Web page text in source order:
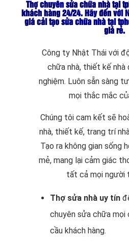
Thợ chuyên sửa chữa nhà tại
khách hàng 24/24. Hãy đến với
giá cải tạo sửa chữa nhà tại
giá rẻ.
Công ty Nhật Thái với
chữa nhà, thiết kế nhà
nghiệm. Luôn sẵn sàng
mọi thắc mắc
Chúng tôi cam kết sẽ
nhà, thiết kế, trang trí
Tạo ra không gian sống
mẻ, mang lại cảm giác
tất cả mọi người
Thợ sửa nhà uy tín
chuyên sửa chữa
cầu khách hàng.